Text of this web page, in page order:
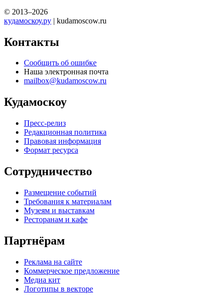
© 2013–2026
кудамоскоу.ру | kudamoscow.ru
Контакты
Сообщить об ошибке
Наша электронная почта
mailbox@kudamoscow.ru
Кудамоскоу
Пресс-релиз
Редакционная политика
Правовая информация
Формат ресурса
Сотрудничество
Размещение событий
Требования к материалам
Музеям и выставкам
Ресторанам и кафе
Партнёрам
Реклама на сайте
Коммерческое предложение
Медиа кит
Логотипы в векторе